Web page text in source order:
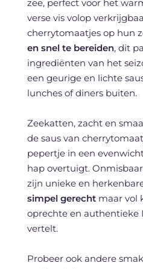
zee, perfect voor het
verse vis volop
cherrytomaatjes op hun
en snel te bereiden, dit
ingrediënten van het
een geurige en lichte
lunches of diners buiten.
Zeekatten, zacht en
de saus van
pepertje in een
hap overtuigt.
zijn unieke en
simpel gerechtmaar vol
oprechte en authentieke
vertelt.
Probeer ook andere